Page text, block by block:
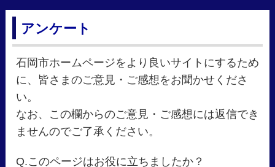
アンケート
石岡市ホームページをより良いサイトにするため
に、皆さまのご意見・ご感想をお聞かせくださ
い。
なお、この欄からのご意見・ご感想には返信でき
ませんのでご了承ください。
Q.このページはお役に立ちましたか？